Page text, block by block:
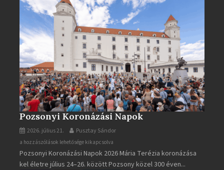
Pozsonyi Koronázási Napok
2026. július 21. Pusztay Sándor
Pozsonyi
Koronázási
Napok
a hozzászólások lehetősége kikapcsolva
Pozsonyi Koronázási Napok 2026 Mária Terézia koronázása
kel életre július 24–26. között Pozsony közel 300 éven...